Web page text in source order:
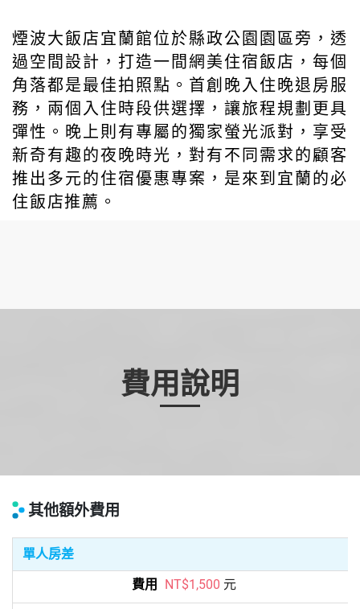
煙波大飯店宜蘭館位於縣政公園園區旁，透
過空間設計，打造一間網美住宿飯店，每個
角落都是最佳拍照點。首創晚入住晚退房服
務，兩個入住時段供選擇，讓旅程規劃更具
彈性。晚上則有專屬的獨家螢光派對，享受
新奇有趣的夜晚時光，對有不同需求的顧客
推出多元的住宿優惠專案，是來到宜蘭的必
住飯店推薦。
費用說明
其他額外費用
單人房差
NT$1,500 元